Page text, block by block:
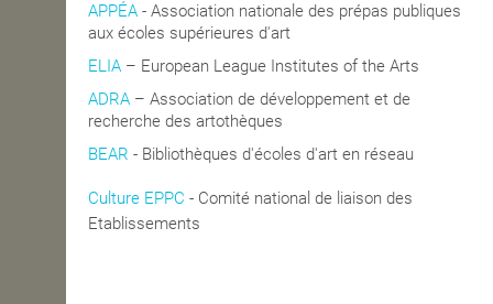
APPÉA - Association nationale des prépas publiques
aux écoles supérieures d'art
ELIA – European League Institutes of the Arts
ADRA – Association de développement et de
recherche des artothèques
BEAR - Bibliothèques d'écoles d'art en réseau
Culture EPPC - Comité national de liaison des
Etablissements